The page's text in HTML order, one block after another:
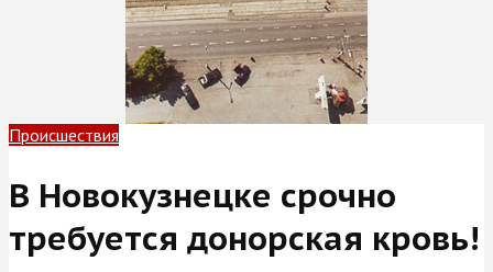
Происшествия
В Новокузнецке срочно
требуется донорская кровь!